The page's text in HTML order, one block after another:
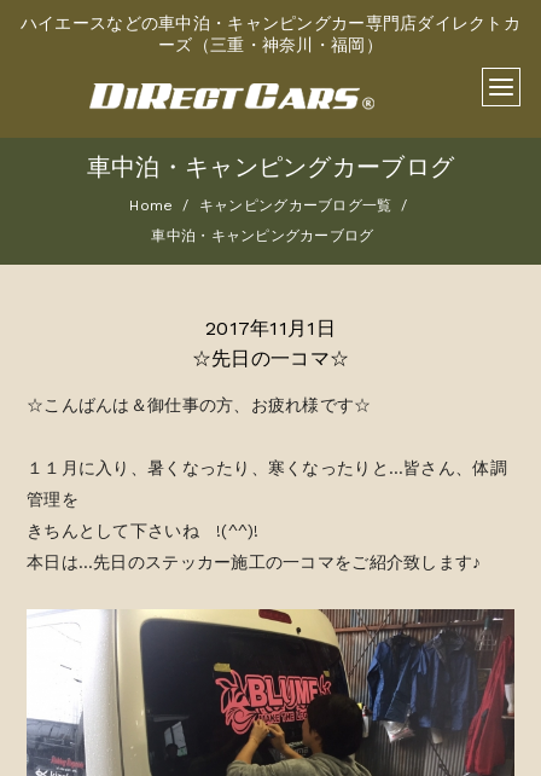
ハイエースなどの車中泊・キャンピングカー専門店ダイレクトカ
ーズ（三重・神奈川・福岡）
車中泊・キャンピングカーブログ
Home
キャンピングカーブログ一覧
車中泊・キャンピングカーブログ
2017年11月1日
☆先日の一コマ☆
☆こんばんは＆御仕事の方、お疲れ様です☆
１１月に入り、暑くなったり、寒くなったりと…皆さん、体調
管理を
きちんとして下さいね !(^^)!
本日は…先日のステッカー施工の一コマをご紹介致します♪